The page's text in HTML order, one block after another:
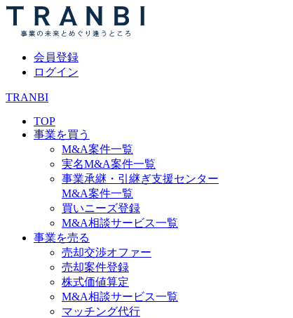
会員登録
ログイン
TRANBI
TOP
事業を買う
M&A案件一覧
実名M&A案件一覧
事業承継・引継ぎ支援センター
M&A案件一覧
買いニーズ登録
M&A相談サービス一覧
事業を売る
売却交渉オファー
売却案件登録
株式価値算定
M&A相談サービス一覧
マッチング代行